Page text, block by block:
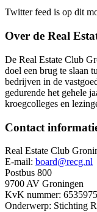
Twitter feed is op dit
Over de Real
De Real Estate Club
doel een brug te slaan
bedrijven in de
gedurende het gehele
kroegcolleges en
Contact
Real Estate Club
E-mail: board@recg.nl
Postbus 800
9700 AV Groningen
KvK nummer:
Onderwerp: Stichting